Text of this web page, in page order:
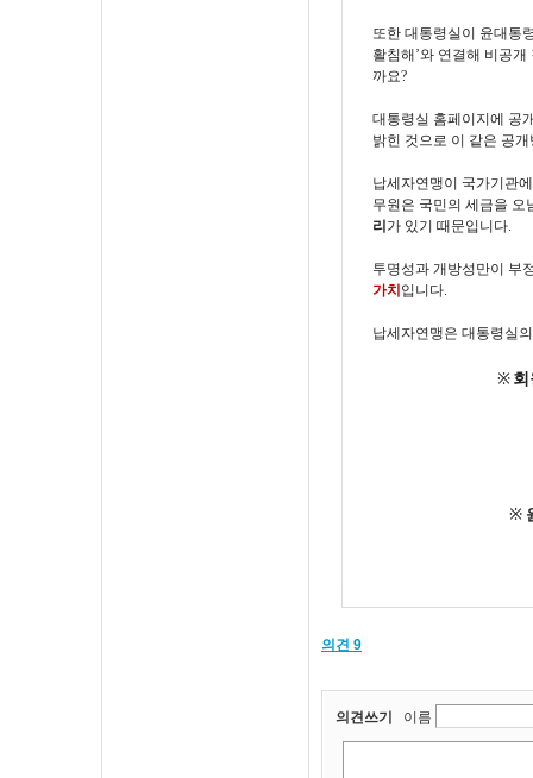
또한 대통령실이 윤대통
활침해’와 연결해 비공
까요?
대통령실 홈페이지에 공
밝힌 것으로 이 같은 공
납세자연맹이 국가기관
무원은 국민의 세금을 오
리 가 있기 때문입니다.
투명성과 개방성만이 부
가치 입니다.
납세자연맹은 대통령실
※
※
의견 9
의견쓰기 이름